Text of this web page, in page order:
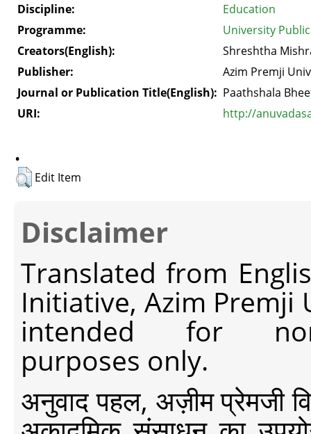
Discipline:
Education
Programme:
University
Creators(English):
Shreshtha
Publisher:
Azim Premji
Journal or Publication Title(English): Paathshala
URI:
http://
.
Edit Item
Disclaimer
Translated from
Initiative, Azim Premji
intended for non-
purposes only.
अनुवाद पहल, अज़ीम प्रेमजी